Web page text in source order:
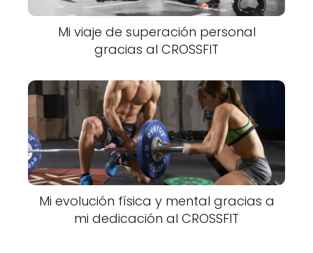
Mi viaje de superación personal
gracias al CROSSFIT
Mi evolución física y mental gracias a
mi dedicación al CROSSFIT